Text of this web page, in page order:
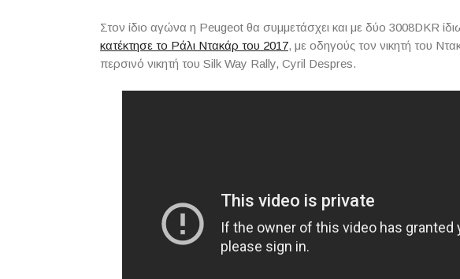
Στον ίδιο αγώνα η Peugeot θα συμμετάσχει και με δύο 3008DKR
κατέκτησε το Ράλι Ντακάρ του 2017, με οδηγούς τον νικητή του
περσινό νικητή του Silk Way Rally, Cyril Despres.